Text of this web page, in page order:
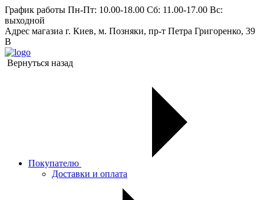
График работы Пн-Пт: 10.00-18.00 Сб: 11.00-17.00 Вс:
выходной
Адрес магазиа г. Киев, м. Позняки, пр-т Петра Григоренко, 39
В
Вернуться назад
Покупателю
Доставки и оплата